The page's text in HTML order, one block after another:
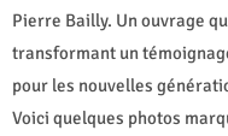
Pierre Bailly. Un ouvrage
transformant un
pour les nouvelles
Voici quelques photos